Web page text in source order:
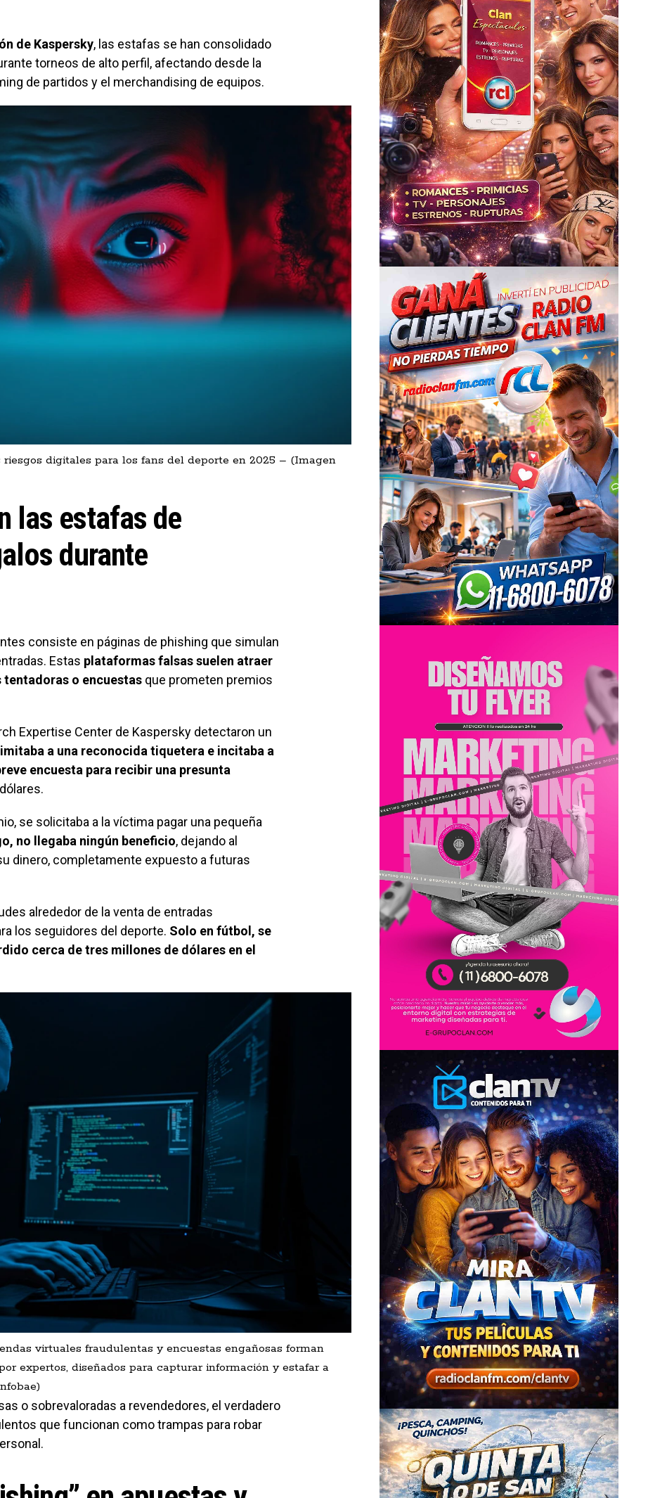
de Kaspersky, las estafas se han consolidado
torneos de alto perfil, afectando desde la
de partidos y el merchandising de equipos.
digitales para los fans del deporte en 2025 – (Imagen
las estafas de
durante
consiste en páginas de phishing que simulan
Estas plataformas falsas suelen atraer
o encuestas que prometen premios
Expertise Center de Kaspersky detectaron un
imitaba a una reconocida tiquetera e incitaba a
encuesta para recibir una presunta
se solicitaba a la víctima pagar una pequeña
no llegaba ningún beneficio, dejando al
dinero, completamente expuesto a futuras
alrededor de la venta de entradas
los seguidores del deporte. Solo en fútbol, se
cerca detres millones de dólares en el
virtuales fraudulentas y encuestas engañosas forman
expertos, diseñados para capturar información y estafar a
o sobrevaloradas a revendedores, el verdadero
que funcionan como trampas para robar